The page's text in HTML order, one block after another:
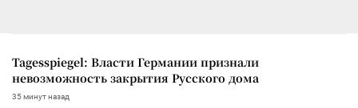
Tagesspiegel: Власти Германии признали
невозможность закрытия Русского дома
35 минут назад